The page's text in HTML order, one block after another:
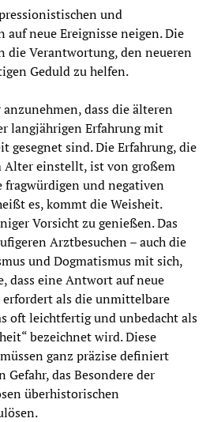
und
auf neue Ereignisse neigen. Die
die Verantwortung, den neueren
Geduld zu helfen.
dass die älteren
langjährigen Erfahrung mit
gesegnet sind. Die Erfahrung, die
Alter einstellt, ist von großem
fragwürdigen und negativen
es, kommt die Weisheit.
Vorsicht zu genießen. Das
Arztbesuchen – auch die
und Dogmatismus mit sich,
dass eine Antwort auf neue
als die unmittelbare
oft leichtfertig und unbedacht als
bezeichnet wird. Diese
ganz präzise definiert
das Besondere der
überhistorischen